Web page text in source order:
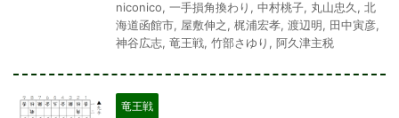
niconico, 一手損角換わり , 中村桃子, 丸山忠久 , 北
海道函館市, 屋敷伸之, 梶浦宏孝, 渡辺明, 田中寅彦,
神谷広志, 竜王戦, 竹部さゆり , 阿久津主税
竜王戦